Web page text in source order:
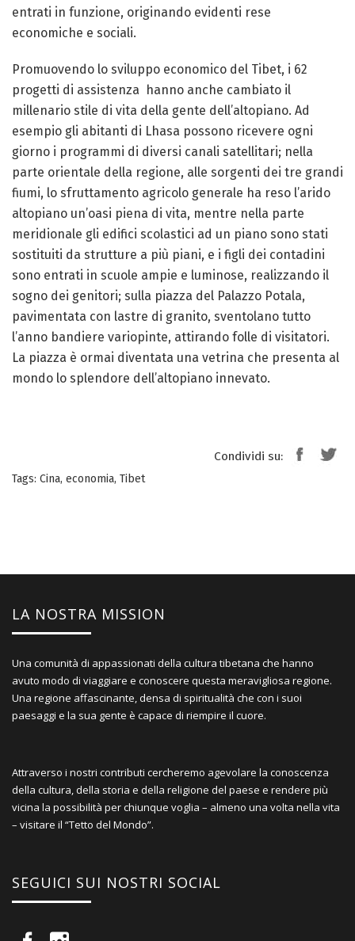
entrati in funzione, originando evidenti rese
economiche e sociali.
Promuovendo lo sviluppo economico del Tibet, i 62
progetti di assistenza hanno anche cambiato il
millenario stile di vita della gente dell’altopiano. Ad
esempio gli abitanti di Lhasa possono ricevere ogni
giorno i programmi di diversi canali satellitari; nella
parte orientale della regione, alle sorgenti dei tre grandi
fiumi, lo sfruttamento agricolo generale ha reso l’arido
altopiano un’oasi piena di vita, mentre nella parte
meridionale gli edifici scolastici ad un piano sono stati
sostituiti da strutture a più piani, e i figli dei contadini
sono entrati in scuole ampie e luminose, realizzando il
sogno dei genitori; sulla piazza del Palazzo Potala,
pavimentata con lastre di granito, sventolano tutto
l’anno bandiere variopinte, attirando folle di visitatori.
La piazza è ormai diventata una vetrina che presenta al
mondo lo splendore dell’altopiano innevato.
Condividi su:
Tags: Cina, economia, Tibet
LA NOSTRA MISSION
Una comunità di appassionati della cultura tibetana che hanno
avuto modo di viaggiare e conoscere questa meravigliosa regione.
Una regione affascinante, densa di spiritualità che con i suoi
paesaggi e la sua gente è capace di riempire il cuore.
Attraverso i nostri contributi cercheremo agevolare la conoscenza
della cultura, della storia e della religione del paese e rendere più
vicina la possibilità per chiunque voglia – almeno una volta nella vita
– visitare il “Tetto del Mondo”.
SEGUICI SUI NOSTRI SOCIAL